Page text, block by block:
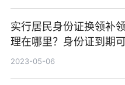
实行居民身份证换领补
理在哪里？身份证到期
办理吗？
2023-05-06